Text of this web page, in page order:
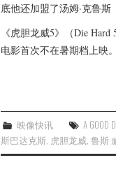
底他还加盟了汤姆·克鲁斯
《虎胆龙威5》（Die
电影首次不在暑期档上映。
映像快讯 A GOOD
斯巴达克斯, 虎胆龙威, 鲁斯·